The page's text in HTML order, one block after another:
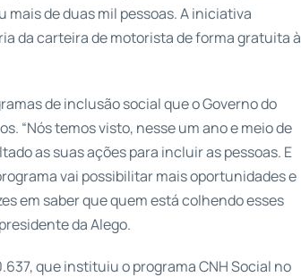
mais de duas mil pessoas. A iniciativa
da carteira de motorista de forma gratuita à
de inclusão social que o Governo do
“Nós temos visto, nesse um ano e meio de
as suas ações para incluir as pessoas. E
vai possibilitar mais oportunidades e
em saber que quem está colhendo esses
da Alego.
que instituiu o programa CNH Social no